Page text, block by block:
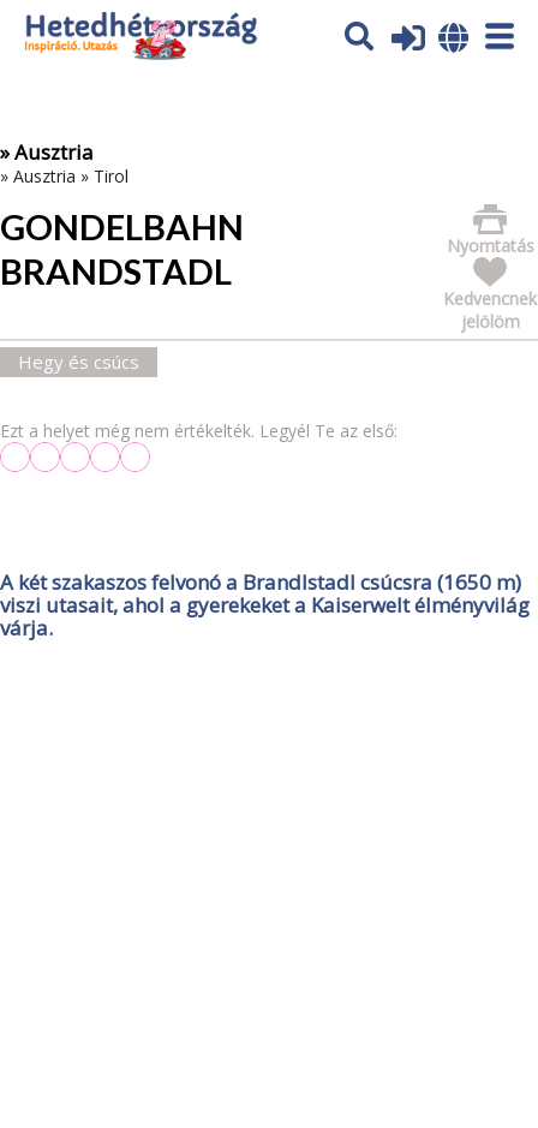
Az oldal sütiket (cookies) használ. További tájékoztatás itt:
Adatvédelmi tájékoztató
» Ausztria
» Ausztria » Tirol
GONDELBAHN
BRANDSTADL
Nyomtatás
Kedvencnek
jelölöm
Hegy és csúcs
Ezt a helyet még nem értékelték. Legyél Te az első:
A két szakaszos felvonó a Brandlstadl csúcsra (1650 m)
viszi utasait, ahol a gyerekeket a Kaiserwelt élményvilág
várja.